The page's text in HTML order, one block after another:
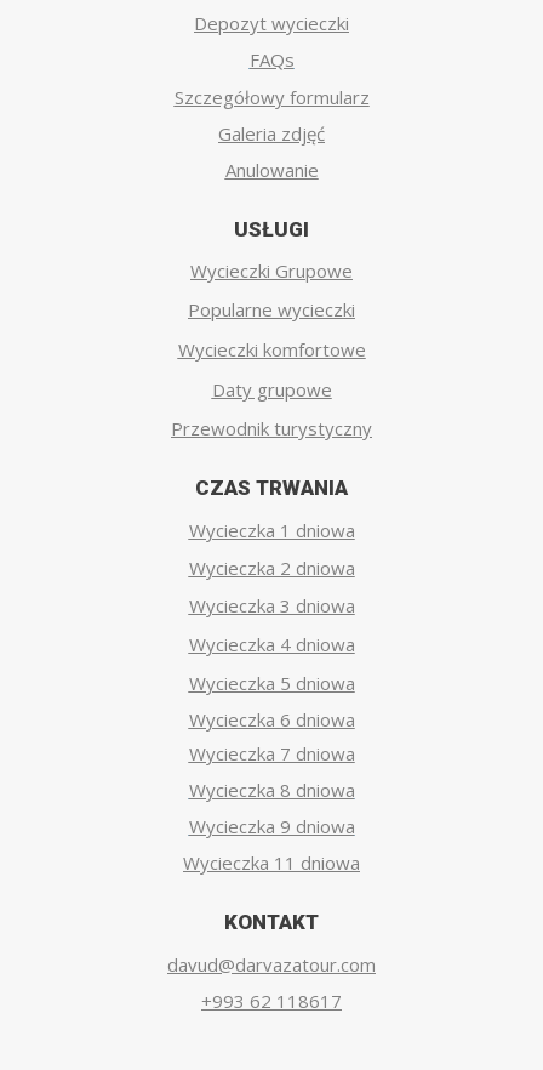
Depozyt wycieczki
FAQs
Szczegółowy formularz
Galeria zdjęć
Anulowanie
USŁUGI
Wycieczki Grupowe
Popularne wycieczki
Wycieczki komfortowe
Daty grupowe
Przewodnik turystyczny
CZAS TRWANIA
Wycieczka 1 dniowa
Wycieczka 2 dniowa
Wycieczka 3 dniowa
Wycieczka 4 dniowa
Wycieczka 5 dniowa
Wycieczka 6 dniowa
Wycieczka 7 dniowa
Wycieczka 8 dniowa
Wycieczka 9 dniowa
Wycieczka 11 dniowa
KONTAKT
davud@darvazatour.com
+993 62 118617